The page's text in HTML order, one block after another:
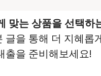
맞는 상품을 선택하
을 통해 더 지혜롭
출을 준비해보세요!